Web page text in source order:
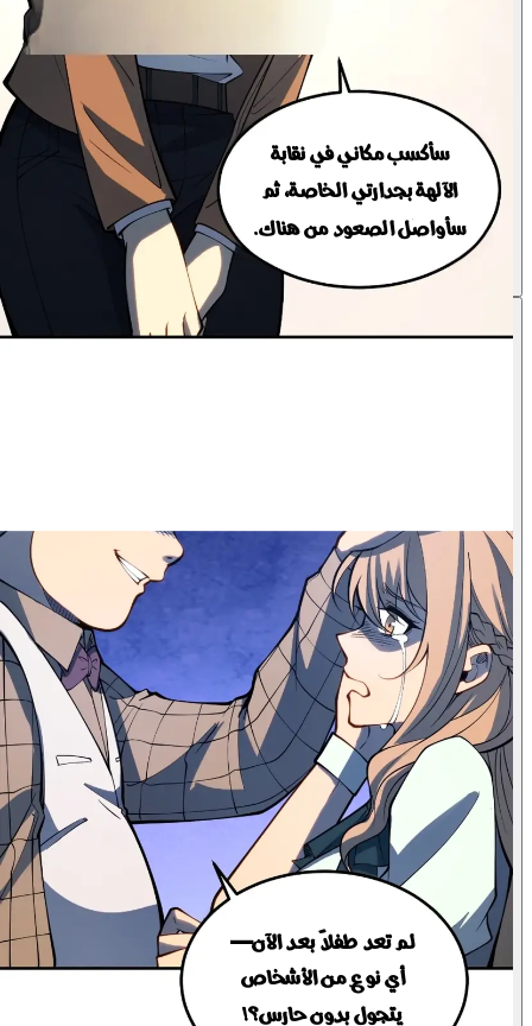
3
4
هل تود أن تعيد ما
قلته؟
لم تعد طفلاً بعد الآن—
أي نوع من الأشخاص
يتجول بدون حارس؟!
أرأيتِ؟ هل كان ذلك صعبًا جدًا؟
أحسنتِ يا فتاة!
سأكسب مكاني في نقابة
الآلهة بجدارتي الخاصة، ثم
سأواصل الصعود من هناك.